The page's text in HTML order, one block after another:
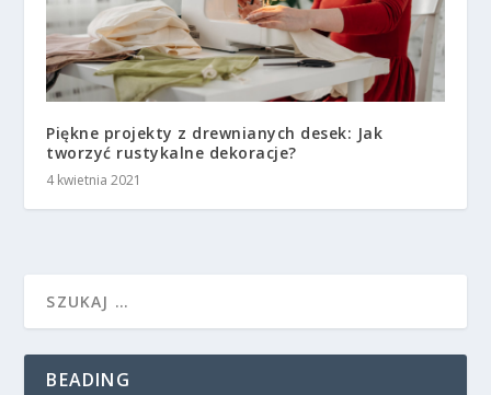
Piękne projekty z drewnianych desek: Jak
tworzyć rustykalne dekoracje?
4 kwietnia 2021
BEADING